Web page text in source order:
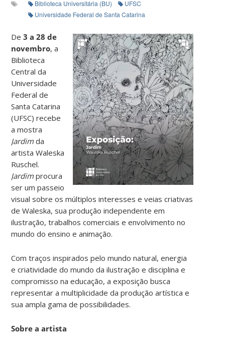
Biblioteca Universitária (BU)
UFSC
Universidade Federal de Santa Catarina
De3 a 28 de
novembro, a
Biblioteca
Central da
Universidade
Federal de
Santa Catarina
(UFSC) recebe
a mostra
Jardimda
artista Waleska
Ruschel.
Jardim procura
ser um passeio
visual sobre os múltiplos interesses e veias criativas
de Waleska, sua produção independente em
ilustração, trabalhos comerciais e envolvimento no
mundo do ensino e animação.
Com traços inspirados pelo mundo natural, energia
e criatividade do mundo da ilustração e disciplina e
compromisso na educação, a exposição busca
representar a multiplicidade da produção artística e
sua ampla gama de possibilidades.
Sobre a artista